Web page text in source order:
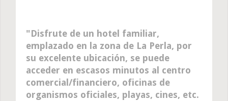
Disfrute de un hotel familiar,
emplazado en la zona de La Perla, por
su excelente ubicación, se puede
acceder en escasos minutos al centro
comercial/financiero, oficinas de
organismos oficiales, playas, cines, etc.